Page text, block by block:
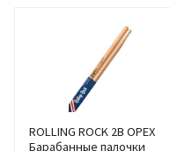
ROLLING ROCK 2B ОРЕХ
Барабанные палочки